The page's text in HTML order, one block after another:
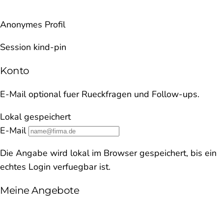
Anonymes Profil
Session kind-pin
Konto
E-Mail optional fuer Rueckfragen und Follow-ups.
Lokal gespeichert
E-Mail
Die Angabe wird lokal im Browser gespeichert, bis ein
echtes Login verfuegbar ist.
Meine Angebote